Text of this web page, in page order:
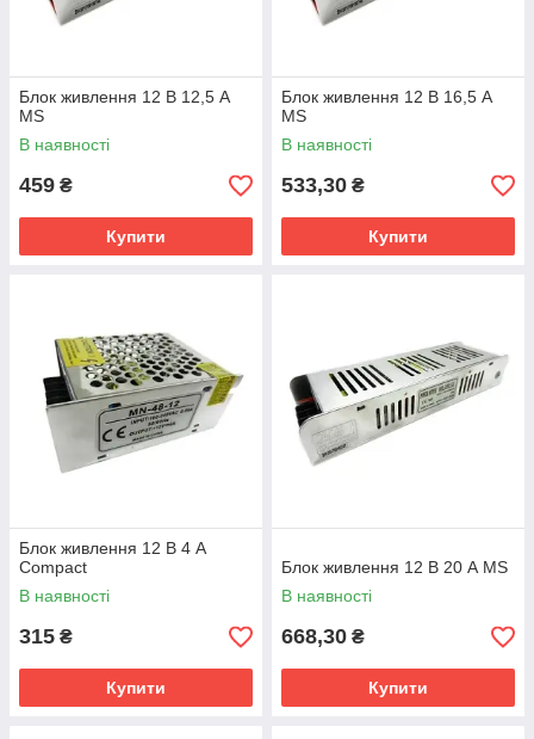
Блок живлення 12 В 12,5 А
MS
В наявності
459 ₴
Купити
Блок живлення 12 В 16,5 А
MS
В наявності
533,30 ₴
Купити
Блок живлення 12 В 4 А
Compact
В наявності
315 ₴
Купити
Блок живлення 12 В 20 А MS
В наявності
668,30 ₴
Купити